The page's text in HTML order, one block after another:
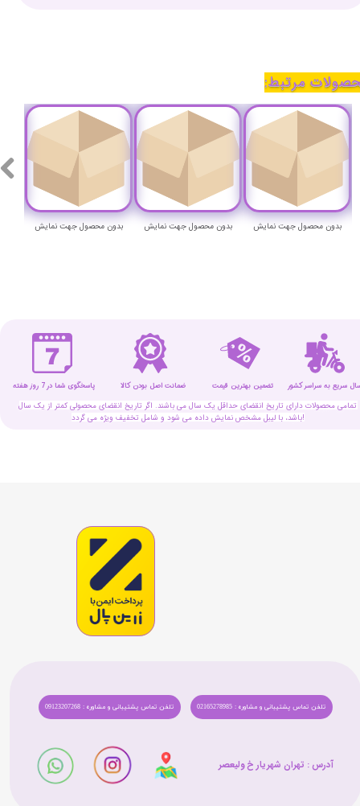
بدون محصول جهت نمایش بدون محصول جهت نمایش بدون محصول جهت نمایش
مرتبط:
تمامی محصولات دارای تاریخ انقضای حداقل یک سال می باشند. اگر تاریخ انقضای محصولی کمتر از یک سال
باشد، با لیبل مشخص نمایش داده می شود و شامل تخفیف ویژه می گردد!
ضمانت اصل بودن کالا تضمین بهترین قیمت پاسخگوی شما در 7 روز هفته سریع به سراسر کشور
تلفن تماس پشتیبانی و مشاوره : 09123207268 تلفن تماس پشتیبانی و مشاوره : 02165278985
آدرس : تهران شهریار خ ولیعصر​​​​​​​